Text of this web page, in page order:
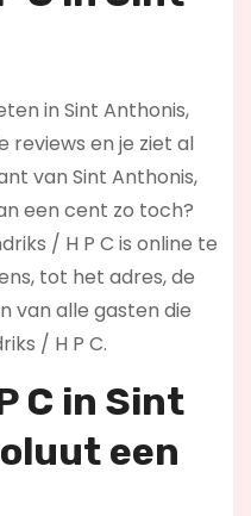
in Sint Anthonis,
reviews en je ziet al
van Sint Anthonis,
een cent zo toch?
/ H P C is online te
tot het adres, de
van alle gasten die
/ H P C.
C in Sint
een